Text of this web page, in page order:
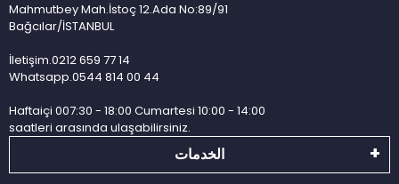
Mahmutbey Mah.İstoç 12.Ada No:89/91
Bağcılar/İSTANBUL
İletişim.0212 659 77 14
Whatsapp.0544 814 00 44
Haftaiçi 007:30 - 18:00 Cumartesi 10:00 - 14:00
saatleri arasında ulaşabilirsiniz.
الخدمات